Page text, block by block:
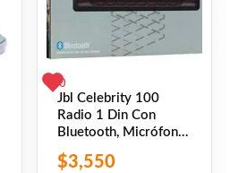
0
Jbl Celebrity 100
Radio 1 Din Con
Bluetooth, Micrófono,
Etc
$3,550